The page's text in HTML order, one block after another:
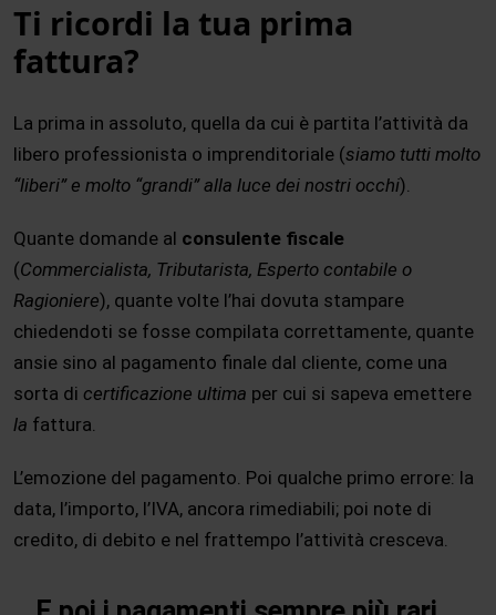
Ti ricordi la tua prima
fattura?
La prima in assoluto, quella da cui è partita l’attività da
libero professionista o imprenditoriale (siamo tutti molto
“liberi” e molto “grandi” alla luce dei nostri occhi).
Quante domande al consulente fiscale
(Commercialista, Tributarista, Esperto contabile o
Ragioniere), quante volte l’hai dovuta stampare
chiedendoti se fosse compilata correttamente, quante
ansie sino al pagamento finale dal cliente, come una
sorta di certificazione ultima per cui si sapeva emettere
la fattura.
L’emozione del pagamento. Poi qualche primo errore: la
data, l’importo, l’IVA, ancora rimediabili; poi note di
credito, di debito e nel frattempo l’attività cresceva.